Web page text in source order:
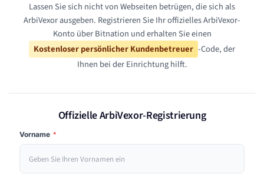
Lassen Sie sich nicht von Webseiten betrügen, die sich als
ArbiVexor ausgeben. Registrieren Sie Ihr offizielles ArbiVexor-
Konto über Bitnation und erhalten Sie einen
Kostenloser persönlicher Kundenbetreuer -Code, der
Ihnen bei der Einrichtung hilft.
Offizielle ArbiVexor-Registrierung
Vorname *